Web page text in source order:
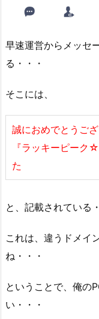
早速運営からメッセ
る・・・
そこには、
誠におめでとうご
『ラッキーピーク
た
と、記載されている
これは、違うドメイ
ね・・・
ということで、俺の
い・・・